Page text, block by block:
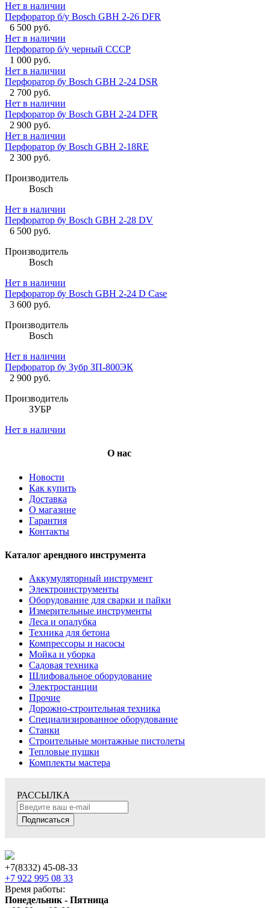
Нет в наличии
Перфоратор б/у Bosch GBH 2-26 DFR
6 500 руб.
Нет в наличии
Перфоратор б/у черный СССР
1 000 руб.
Нет в наличии
Перфоратор бу Bosch GBH 2-24 DSR
2 700 руб.
Нет в наличии
Перфоратор бу Bosch GBH 2-24 DFR
2 900 руб.
Нет в наличии
Перфоратор бу Bosch GBH 2-18RE
2 300 руб.
Производитель
Bosch
Нет в наличии
Перфоратор бу Bosch GBH 2-28 DV
6 500 руб.
Производитель
Bosch
Нет в наличии
Перфоратор бу Bosch GBH 2-24 D Case
3 600 руб.
Производитель
Bosch
Нет в наличии
Перфоратор бу Зубр ЗП-800ЭК
2 900 руб.
Производитель
ЗУБР
Нет в наличии
О нас
Новости
Как купить
Доставка
О магазине
Гарантия
Контакты
Каталог арендного инструмента
Аккумуляторный инструмент
Электроинструменты
Оборудование для сварки и пайки
Измерительные инструменты
Леса и опалубка
Техника для бетона
Компрессоры и насосы
Мойка и уборка
Садовая техника
Шлифовальное оборудование
Электростанции
Прочие
Дорожно-строительная техника
Специализированное оборудование
Станки
Строительные монтажные пистолеты
Тепловые пушки
Комплекты мастера
РАССЫЛКА
Подписаться
+7(8332) 45-08-33
+7 922 995 08 33
Время работы:
Понедельник - Пятница